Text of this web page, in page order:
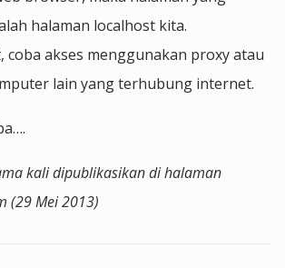
halaman localhost kita.
coba akses menggunakan proxy atau
lain yang terhubung internet.
kali dipublikasikan di halaman
(29 Mei 2013)